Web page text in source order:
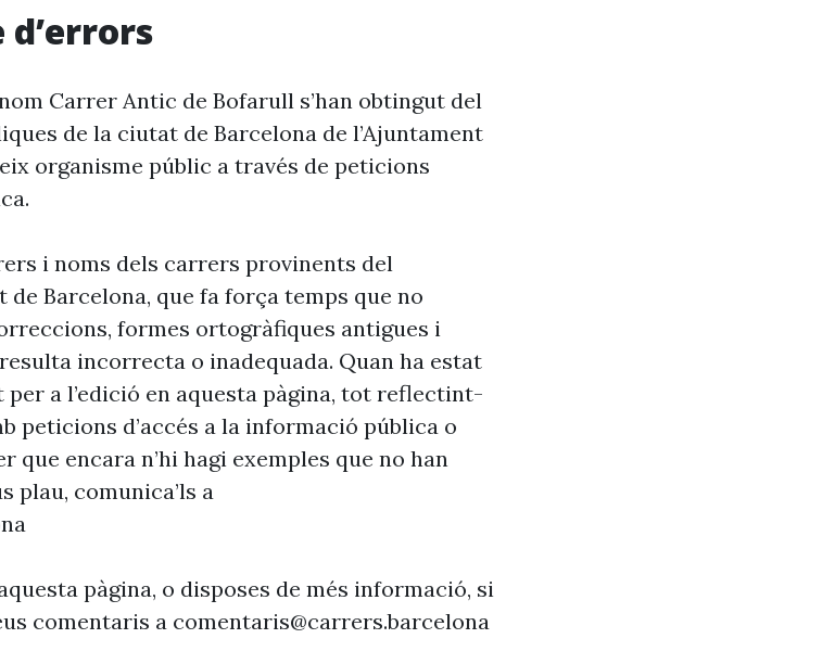
Carrer Antic de Bofarull s’han obtingut del
de la ciutat de Barcelona de l’Ajuntament
organisme públic a través de peticions
i noms dels carrers provinents del
Barcelona, que fa força temps que no
formes ortogràfiques antigues i
incorrecta o inadequada. Quan ha estat
per a l’edició en aquesta pàgina, tot reflectint-
peticions d’accés a la informació pública o
que encara n’hi hagi exemples que no han
plau, comunica’ls a
pàgina, o disposes de més informació, si
comentaris a comentaris@carrers.barcelona